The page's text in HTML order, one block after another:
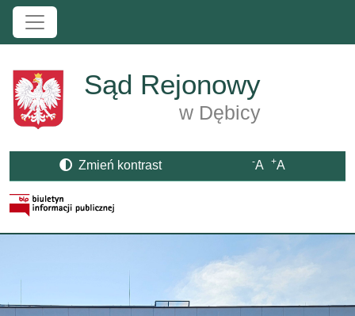
Przejdź do treści
Sąd Rejonowy
w Dębicy
Zmień kontrast -A +A
Strona BIP otwiera się w nowym oknie